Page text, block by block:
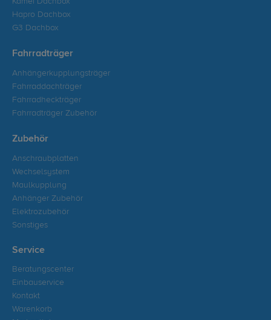
Hapro Dachbox
G3 Dachbox
Fahrradträger
Anhängerkupplungsträger
Fahrraddachträger
Fahrradheckträger
Fahrradträger Zubehör
Zubehör
Anschraubplatten
Wechselsystem
Maulkupplung
Anhänger Zubehör
Elektrozubehör
Sonstiges
Service
Beratungscenter
Einbauservice
Kontakt
Warenkorb